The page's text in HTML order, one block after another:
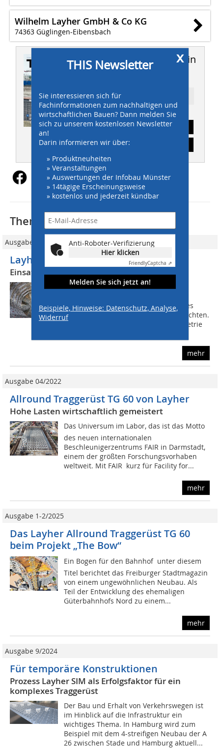
Wilhelm Layher GmbH & Co KG
74363 Güglingen-Eibensbach
Dieser Artikel erschien in
Ressort: TITELSTORY
Abonnement
Inhaltsverzeichnis
x
THIS Newsletter
Sie interessieren sich für
Fachinformationen zum nachhaltigen und
wirtschaftlichen Bauen? Dann melden Sie
sich zu unserem kostenlosen Newsletter
an!
Darin informieren wir über:
» Produktneuheiten
» Veranstaltungen
» Auswertungen der Infobau Münster
» 14tägige Erscheinungsweise
» kostenlos und jederzeit kündbar
Anti-Roboter-Verifizierung
Hier klicken
FriendlyCaptcha ⇗
Melden Sie sich jetzt an!
Beispiele, Hinweise: Datenschutz, Analyse,
Widerruf
Thematisch passende Artikel:
Ausgabe 05/2020
Layher SIM: Digitale Gerüstplanung
Einsatz von FlexBeam verkürzt Stillstandzeit
Das Gerüstbauunternehmen sollte im
Sandstrahlarbeiten ein 31 Meter hohes
Arbeitsgerüst mit Treppenzugang errichten.
Neben der komplexen Gebäudegeometrie
mehr
Ausgabe 04/2022
Allround Traggerüst TG 60 von Layher
Hohe Lasten wirtschaftlich gemeistert
Das Universum im Labor, das ist das Motto
des neuen internationalen
Beschleunigerzentrums FAIR in Darmstadt,
einem der größten Forschungsvorhaben
weltweit. Mit FAIR  kurz für Facility for...
mehr
Ausgabe 1-2/2025
Das Layher Allround Traggerüst TG 60
beim Projekt „The Bow“
Ein Bogen für den Bahnhof  unter diesem
Titel berichtet das Freiburger Stadtmagazin
von einem ungewöhnlichen Neubau. Als
Teil der Entwicklung des ehemaligen
Güterbahnhofs Nord zu einem...
mehr
Ausgabe 9/2024
Für temporäre Konstruktionen
Prozess Layher SIM als Erfolgsfaktor für ein
komplexes Traggerüst
Der Bau und Erhalt von Verkehrswegen ist
im Hinblick auf die Infrastruktur ein
wichtiges Thema. In Hamburg wird zum
Beispiel mit dem 4-streifigen Neubau der A
26 zwischen Stade und Hamburg aktuell...